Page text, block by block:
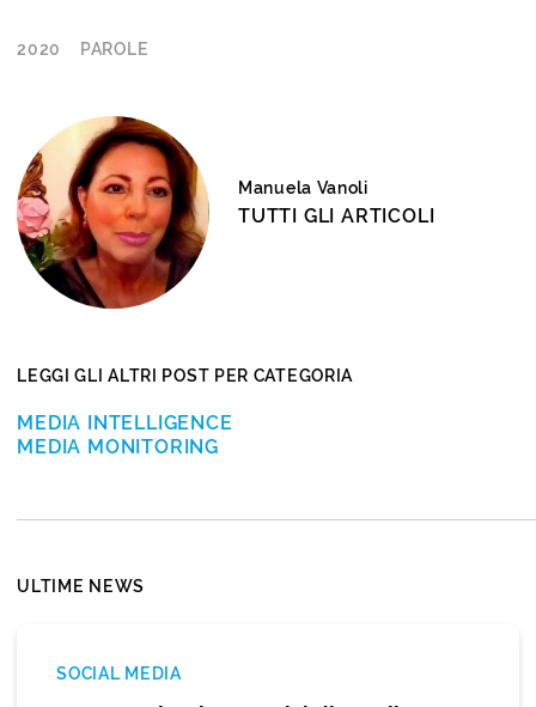
2020 PAROLE
Manuela Vanoli
TUTTI GLI ARTICOLI
LEGGI GLI ALTRI POST PER CATEGORIA
MEDIA INTELLIGENCE
MEDIA MONITORING
ULTIME NEWS
SOCIAL MEDIA